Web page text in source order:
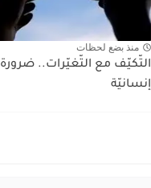
منذ بضع لحظات
التّكيّف مع التّغيّرات.. ضرورة
إنسانيّة